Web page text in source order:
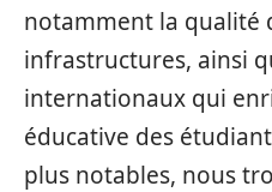
notamment la qualité
infrastructures, ainsi
internationaux qui
éducative des
plus notables, nous